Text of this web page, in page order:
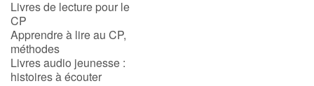
Blog
Actualités
Livres de lecture pour le
CP
Apprendre à lire au CP,
méthodes
Livres audio jeunesse :
histoires à écouter